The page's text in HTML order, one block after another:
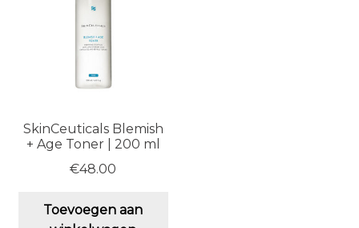
SkinCeuticals Blemish
+ Age Toner | 200 ml
€48.00
Toevoegen aan